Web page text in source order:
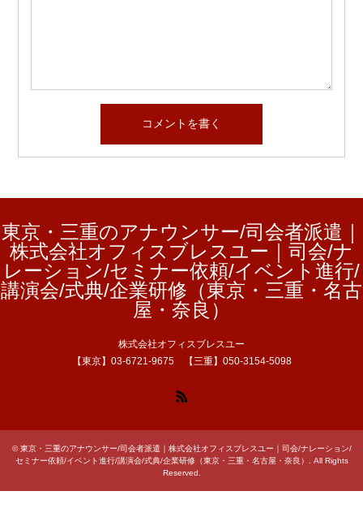
東京・三重のアナウンサー/司会者派遣｜
株式会社オフィスブレスユー｜司会/ナ
レーション/セミナー依頼/イベント進行/
講演会/式典/企業研修（東京・三重・名古
屋・奈良）
株式会社オフィスブレスユー
【東京】03-6721-9675 【三重】050-3154-5098
©東京・三重のアナウンサー/司会者派遣｜株式会社オフィスブレスユー｜司会/ナレーション/
セミナー依頼/イベント進行/講演会/式典/企業研修（東京・三重・名古屋・奈良）
. All Rights
Reserved.